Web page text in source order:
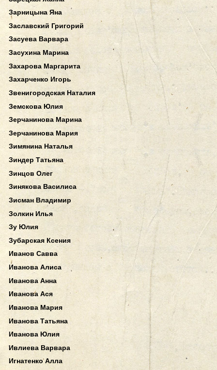
Зарницына Яна
Заславский Григорий
Засуева Варвара
Засухина Марина
Захарова Маргарита
Захарченко Игорь
Звенигородская Наталия
Земскова Юлия
Зерчанинова Марина
Зерчанинова Мария
Зимянина Наталья
Зиндер Татьяна
Зинцов Олег
Зинякова Василиса
Зисман Владимир
Золкин Илья
Зу Юлия
Зубарская Ксения
Иванов Савва
Иванова Алиса
Иванова Анна
Иванова Ася
Иванова Мария
Иванова Татьяна
Иванова Юлия
Ивлиева Варвара
Игнатенко Алла